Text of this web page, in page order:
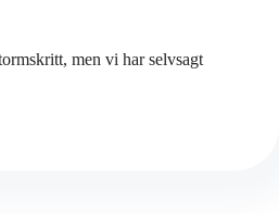
men vi har selvsagt